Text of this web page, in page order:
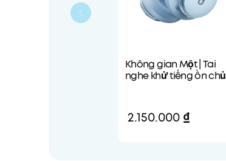
Không gian Một | Tai
nghe khử tiếng ồn chủ
2.150.000 ₫